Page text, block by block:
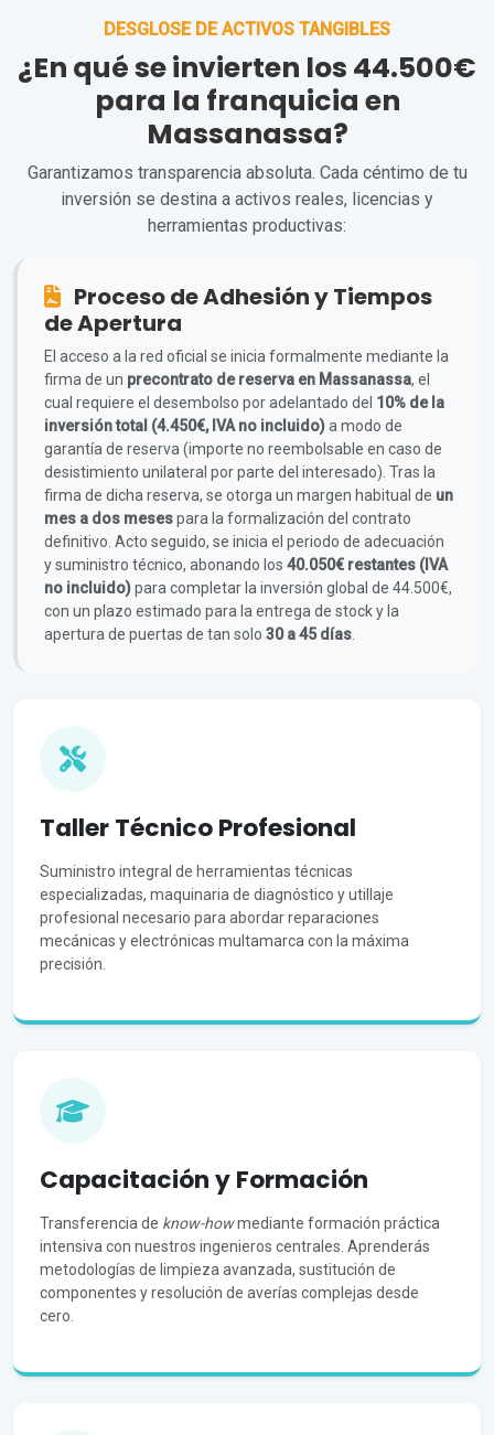
DESGLOSE DE ACTIVOS TANGIBLES
¿En qué se invierten los 44.500€
para la franquicia en
Massanassa?
Garantizamos transparencia absoluta. Cada céntimo de tu
inversión se destina a activos reales, licencias y
herramientas productivas:
Proceso de Adhesión y Tiempos
de Apertura
El acceso a la red oficial se inicia formalmente mediante la
firma de un precontrato de reserva en Massanassa, el
cual requiere el desembolso por adelantado del 10% de la
inversión total (4.450€, IVA no incluido)a modo de
garantía de reserva (importe no reembolsable en caso de
desistimiento unilateral por parte del interesado). Tras la
firma de dicha reserva, se otorga un margen habitual de un
mes a dos mesespara la formalización del contrato
definitivo. Acto seguido, se inicia el periodo de adecuación
y suministro técnico, abonando los 40.050€ restantes (IVA
no incluido)para completar la inversión global de 44.500€,
con un plazo estimado para la entrega de stock y la
apertura de puertas de tan solo 30 a 45 días
Taller Técnico Profesional
Suministro integral de herramientas técnicas
especializadas, maquinaria de diagnóstico y utillaje
profesional necesario para abordar reparaciones
mecánicas y electrónicas multamarca con la máxima
precisión.
Capacitación y Formación
Transferencia de know-howmediante formación práctica
intensiva con nuestros ingenieros centrales. Aprenderás
metodologías de limpieza avanzada, sustitución de
componentes y resolución de averías complejas desde
cero.